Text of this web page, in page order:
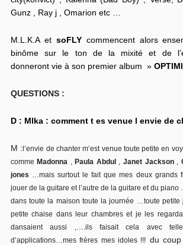
Gunz , Ray j , Omarion etc …
M.L.K.A et soFLY commencent alors
binôme sur le ton de la mixité et de
donneront vie à son premier album »
QUESTIONS :
D : Mlka : comment t es venue l envie de
M :l’envie de chanter m’est venue toute petite en
commeMadonna ,Paula Abdul, Janet Jackson,
jones …mais surtout le fait que mes deux grands
jouer de la guitare et l’autre de la guitare et du
dans toute la maison toute la journée …toute petite
petite chaise dans leur chambres et je les
dansaient aussi ,….ils faisait cela avec
d’applications…mes frères mes idoles !!! du